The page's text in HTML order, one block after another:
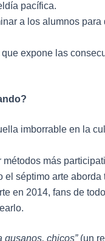
pacífica.
a los alumnos
expone las
imborrable en la
más
el séptimo arte
en 2014, fans de
gusanos, chicos”(un